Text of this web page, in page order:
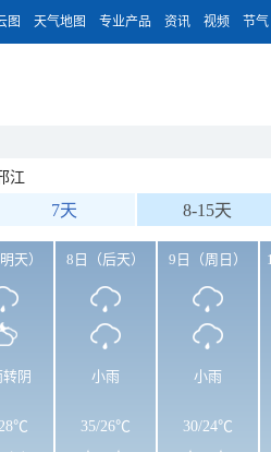
图 天气地图 专业产品 资讯 视频 节气
江
7天 8-15天
天）
阴
8日（后天）
小雨
35/26℃
9日（周日）
小雨
30/24℃